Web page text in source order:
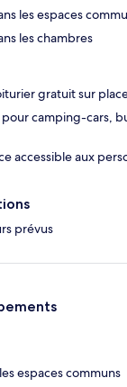
les espaces
les chambres
gratuit sur
camping-cars,
accessible aux
prévus
espaces communs